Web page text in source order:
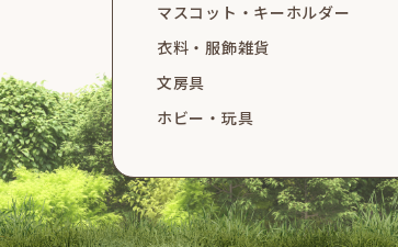
マスコット・ キーホルダー
衣料・服飾雑貨
文房具
ホビー・玩具